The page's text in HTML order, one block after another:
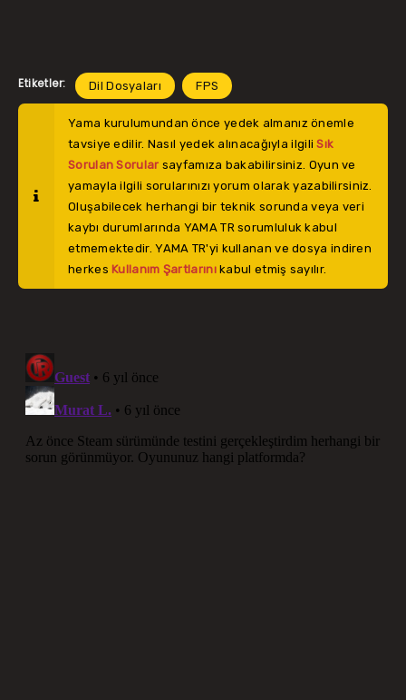
Etiketler: Dil Dosyaları FPS
Yama kurulumundan önce yedek almanız önemle
tavsiye edilir. Nasıl yedek alınacağıyla ilgiliSık
Sorulan Sorular sayfamıza bakabilirsiniz. Oyun ve
yamayla ilgili sorularınızı yorum olarak yazabilirsiniz.
Oluşabilecek herhangi bir teknik sorunda veya veri
kaybı durumlarında YAMA TR sorumluluk kabul
etmemektedir. YAMA TR'yi kullanan ve dosya indiren
herkes Kullanım Şartlarınıkabul etmiş sayılır.